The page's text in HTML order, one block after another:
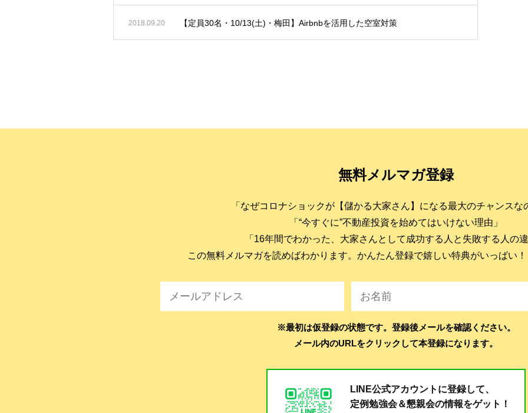
2018.09.20 【定員30名・10/13(土)・梅田】Airbnbを活用した空室対策
無料メルマガ登録
「なぜコロナショックが【儲かる大家さん】になる最大のチャンスな
「“今すぐに”不動産投資を始めてはいけない理由」
「16年間でわかった、大家さんとして成功する人と失敗する人の
この無料メルマガを読めばわかります。かんたん登録で嬉しい特典がいっぱい！
※最初は仮登録の状態です。登録後メールを確認ください。
メール内のURLをクリックして本登録になります。
LINE公式アカウントに登録して、
定例勉強会＆懇親会の情報をゲット！